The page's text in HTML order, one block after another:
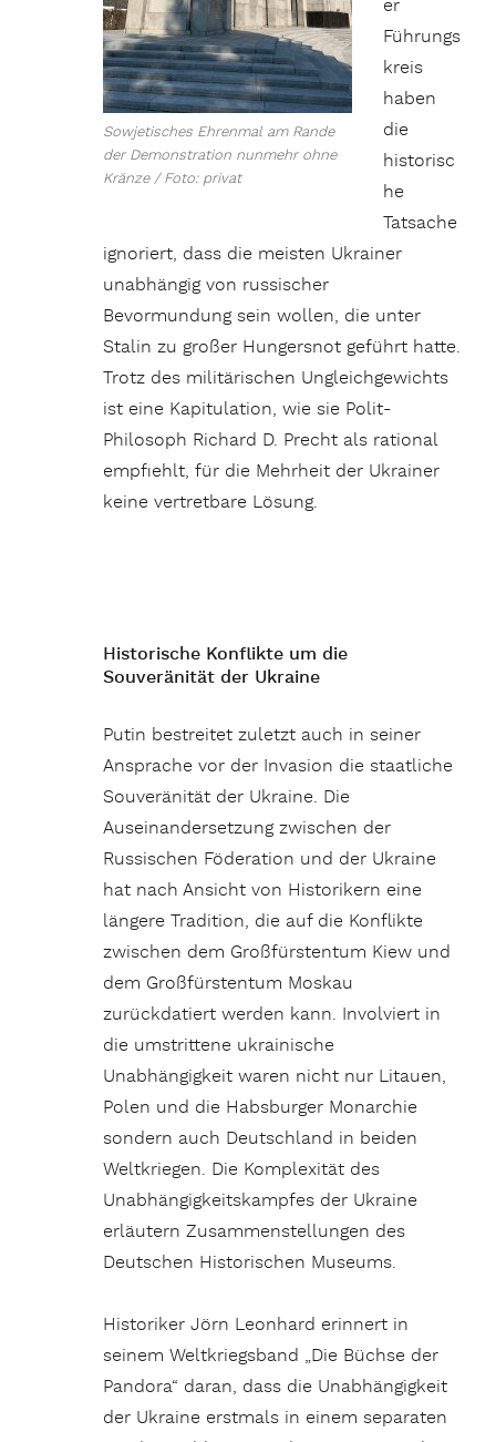
Sowjetisches Ehrenmal am Rande
der Demonstration nunmehr ohne
Kränze / Foto: privat
er
Führungs
kreis
haben
die
historisc
he
Tatsache
ignoriert, dass die meisten Ukrainer
unabhängig von russischer
Bevormundung sein wollen, die unter
Stalin zu großer Hungersnot geführt hatte.
Trotz des militärischen Ungleichgewichts
ist eine Kapitulation, wie sie Polit-
Philosoph Richard D. Precht als rational
empfiehlt, für die Mehrheit der Ukrainer
keine vertretbare Lösung.
Historische Konflikte um die
Souveränität der Ukraine
Putin bestreitet zuletzt auch in seiner
Ansprache vor der Invasion die staatliche
Souveränität der Ukraine. Die
Auseinandersetzung zwischen der
Russischen Föderation und der Ukraine
hat nach Ansicht von Historikern eine
längere Tradition, die auf die Konflikte
zwischen dem Großfürstentum Kiew und
dem Großfürstentum Moskau
zurückdatiert werden kann. Involviert in
die umstrittene ukrainische
Unabhängigkeit waren nicht nur Litauen,
Polen und die Habsburger Monarchie
sondern auch Deutschland in beiden
Weltkriegen. Die Komplexität des
Unabhängigkeitskampfes der Ukraine
erläutern Zusammenstellungen des
Deutschen Historischen Museums.
Historiker Jörn Leonhard erinnert in
seinem Weltkriegsband „Die Büchse der
Pandora“ daran, dass die Unabhängigkeit
der Ukraine erstmals in einem separaten